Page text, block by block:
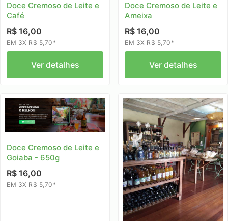
Doce Cremoso de Leite e
Café
R$ 16,00
EM 3X R$ 5,70*
Ver detalhes
Doce Cremoso de Leite e
Ameixa
R$ 16,00
EM 3X R$ 5,70*
Ver detalhes
Doce Cremoso de Leite e
Goiaba - 650g
R$ 16,00
EM 3X R$ 5,70*